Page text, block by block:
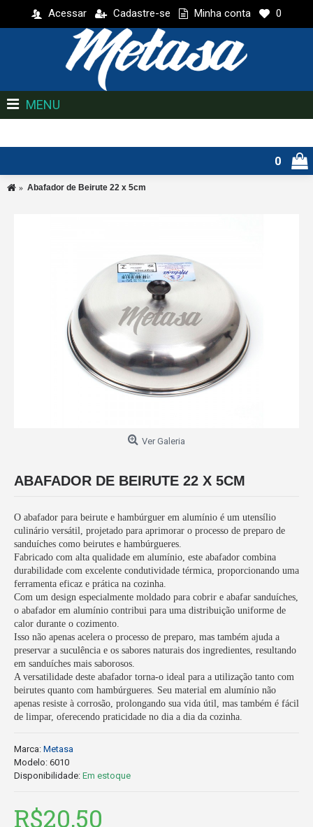
Acessar Cadastre-se Minha conta 0
MENU
0
Abafador de Beirute 22 x 5cm
Ver Galeria
ABAFADOR DE BEIRUTE 22 X 5CM
O abafador para beirute e hambúrguer em alumínio é um utensílio
culinário versátil, projetado para aprimorar o processo de preparo de
sanduíches como beirutes e hambúrgueres.
Fabricado com alta qualidade em alumínio, este abafador combina
durabilidade com excelente condutividade térmica, proporcionando uma
ferramenta eficaz e prática na cozinha.
Com um design especialmente moldado para cobrir e abafar sanduíches,
o abafador em alumínio contribui para uma distribuição uniforme de
calor durante o cozimento.
Isso não apenas acelera o processo de preparo, mas também ajuda a
preservar a suculência e os sabores naturais dos ingredientes, resultando
em sanduíches mais saborosos.
A versatilidade deste abafador torna-o ideal para a utilização tanto com
beirutes quanto com hambúrgueres. Seu material em alumínio não
apenas resiste à corrosão, prolongando sua vida útil, mas também é fácil
de limpar, oferecendo praticidade no dia a dia da cozinha.
Marca: Metasa
Modelo: 6010
Disponibilidade: Em estoque
R$20,50